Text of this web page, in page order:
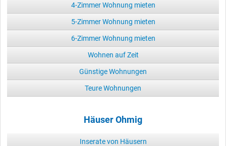
4-Zimmer Wohnung mieten
5-Zimmer Wohnung mieten
6-Zimmer Wohnung mieten
Wohnen auf Zeit
Günstige Wohnungen
Teure Wohnungen
Häuser Ohmig
Inserate von Häusern